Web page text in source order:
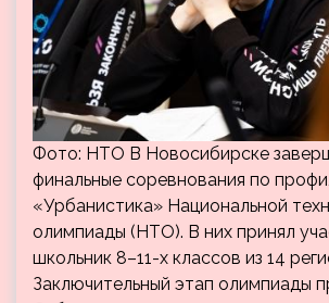
Фото: НТО В Новосибирске
финальные соревнования по
«Урбанистика» Национальной
олимпиады (НТО). В них принял
школьник 8–11-х классов из 14
Заключительный этап олимпиады